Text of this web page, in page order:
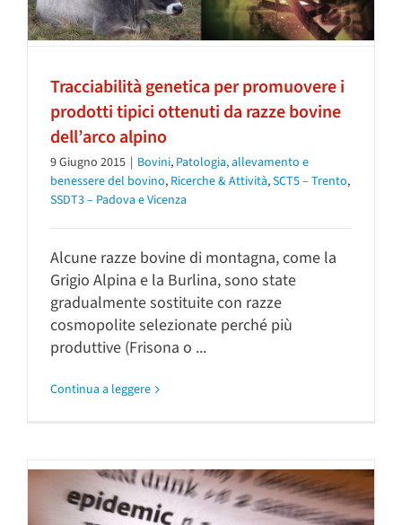
Tracciabilità genetica per promuovere i
prodotti tipici ottenuti da razze bovine
dell’arco alpino
9 Giugno 2015 | Bovini, Patologia, allevamento e
benessere del bovino, Ricerche & Attività,SCT5 – Trento,
SSDT3 – Padova e Vicenza
Alcune razze bovine di montagna, come la
Grigio Alpina e la Burlina, sono state
gradualmente sostituite con razze
cosmopolite selezionate perché più
produttive (Frisona o ...
Continua a leggere